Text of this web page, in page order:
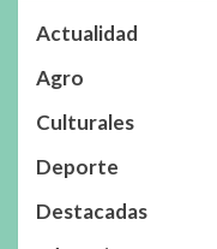
Actualidad
Agro
Culturales
Deporte
Destacadas